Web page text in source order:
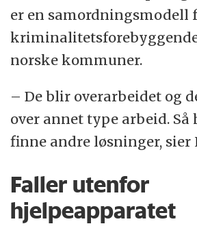
er en samordningsmodell
norske kommuner.
– De blir overarbeidet og
over annet type arbeid. Så
finne andre løsninger, sier
Faller utenfor
hjelpeapparatet